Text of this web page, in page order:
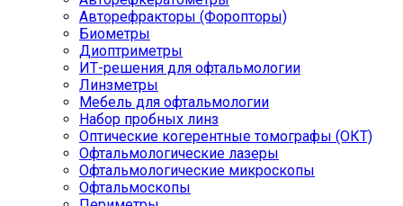
Авторефракторы (Форопторы)
Биометры
Диоптриметры
ИТ-решения для офтальмологии
Линзметры
Мебель для офтальмологии
Набор пробных линз
Оптические когерентные томографы (ОКТ)
Офтальмологические лазеры
Офтальмологические микроскопы
Офтальмоскопы